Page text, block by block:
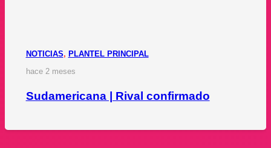
NOTICIAS, PLANTEL PRINCIPAL
hace 2 meses
Sudamericana | Rival confirmado